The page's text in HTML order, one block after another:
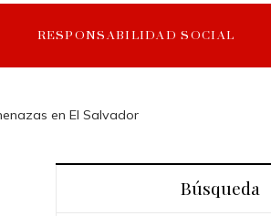
RESPONSABILIDAD SOCIAL
en El Salvador
Búsqueda